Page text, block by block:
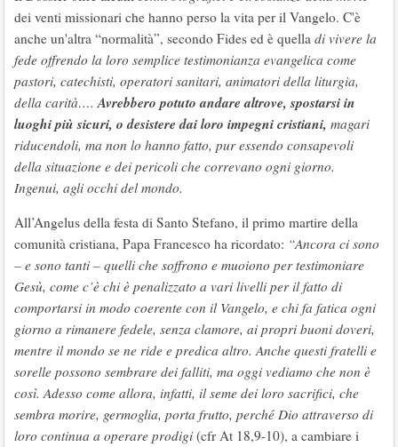
dei venti missionari che hanno perso la vita per il Vangelo. C'è
anche un'altra “normalità”, secondo Fides ed è quella di vivere la
fede offrendo la loro semplice testimonianza evangelica come
pastori, catechisti, operatori sanitari, animatori della liturgia,
della carità….Avrebbero potuto andare altrove, spostarsi in
luoghi più sicuri, o desistere dai loro impegni cristiani, magari
riducendoli, ma non lo hanno fatto, pur essendo consapevoli
della situazione e dei pericoli che correvano ogni giorno.
Ingenui, agli occhi del mondo.
All’Angelus della festa di Santo Stefano, il primo martire della
comunità cristiana, Papa Francesco ha ricordato: “Ancora ci sono
– e sono tanti – quelli che soffrono e muoiono per testimoniare
Gesù, come c’è chi è penalizzato a vari livelli per il fatto di
comportarsi in modo coerente con il Vangelo, e chi fa fatica ogni
giorno a rimanere fedele, senza clamore, ai propri buoni doveri,
mentre il mondo se ne ride e predica altro. Anche questi fratelli e
sorelle possono sembrare dei falliti, ma oggi vediamo che non è
così. Adesso come allora, infatti, il seme dei loro sacrifici, che
sembra morire, germoglia, porta frutto, perché Dio attraverso di
loro continua a operare prodigi (cfr At 18,9-10), a cambiare i